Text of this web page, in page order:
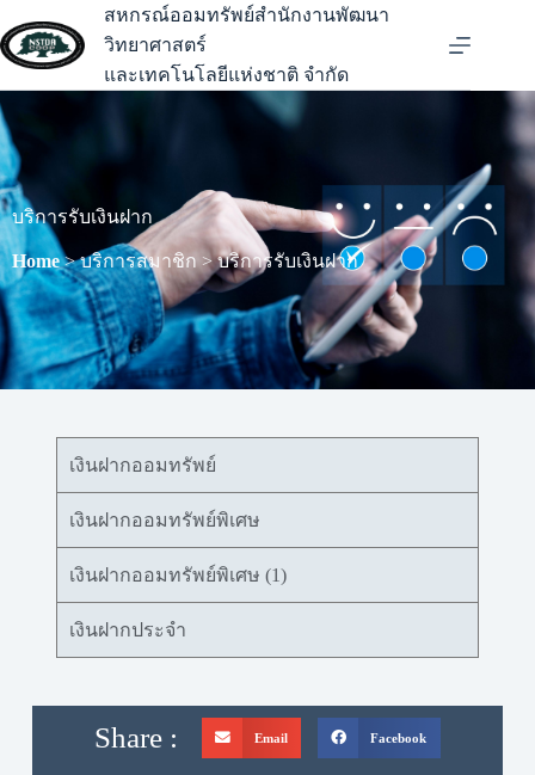
สหกรณ์ออมทรัพย์สำนักงานพัฒนา
วิทยาศาสตร์
และเทคโนโลยีแห่งชาติ จำกัด
บริการรับเงินฝาก
Home> บริการสมาชิก > บริการรับเงินฝาก
เงินฝากออมทรัพย์
เงินฝากออมทรัพย์พิเศษ
เงินฝากออมทรัพย์พิเศษ (1)
เงินฝากประจำ
Share : Email Facebook